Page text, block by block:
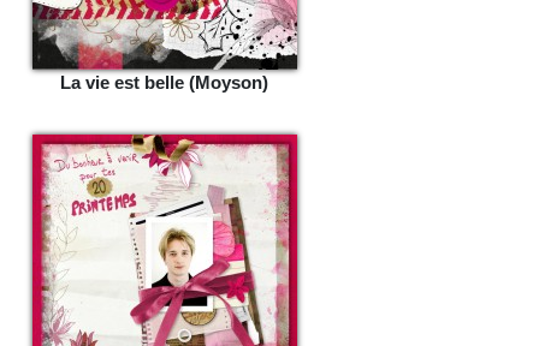
La vie est belle (Moyson)